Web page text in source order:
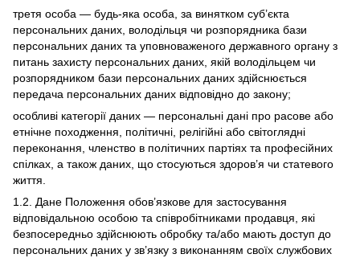
третя особа — будь-яка особа, за винятком суб’єкта
персональних даних, володільця чи розпорядника бази
персональних даних та уповноваженого державного органу з
питань захисту персональних даних, якій володільцем чи
розпорядником бази персональних даних здійснюється
передача персональних даних відповідно до закону;
особливі категорії даних — персональні дані про расове або
етнічне походження, політичні, релігійні або світоглядні
переконання, членство в політичних партіях та професійних
спілках, а також даних, що стосуються здоров’я чи статевого
життя.
1.2. Дане Положення обов’язкове для застосування
відповідальною особою та співробітниками продавця, які
безпосередньо здійснюють обробку та/або мають доступ до
персональних даних у зв’язку з виконанням своїх службових